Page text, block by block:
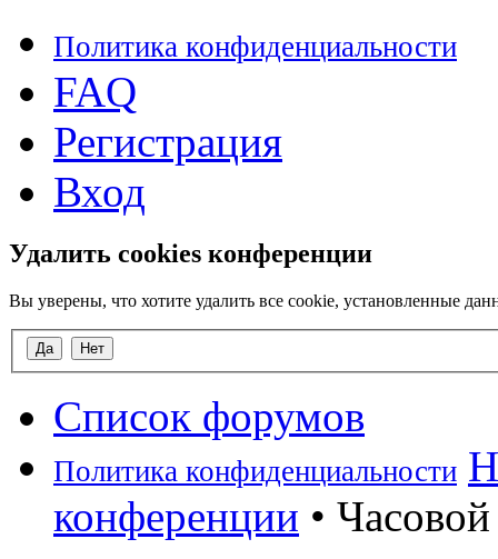
Политика конфиденциальности
FAQ
Регистрация
Вход
Удалить cookies конференции
Вы уверены, что хотите удалить все cookie, установленные
Список форумов
Политика конфиденциальности
конференции •